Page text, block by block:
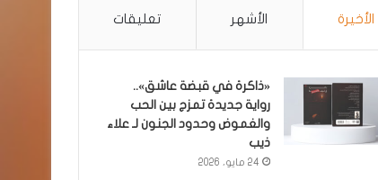
الأخيرة الأشهر تعليقات
«ذاكرة في قبضة عاشق»..
رواية جديدة تمزج بين الحب
والغموض وحدود الجنون لـ علاء
ذيب
24 مايو، 2026